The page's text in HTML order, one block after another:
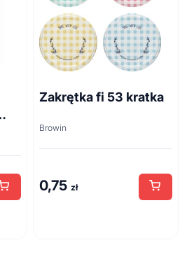
Zakrętka fi 53 kratka
Browin
0,75 zł